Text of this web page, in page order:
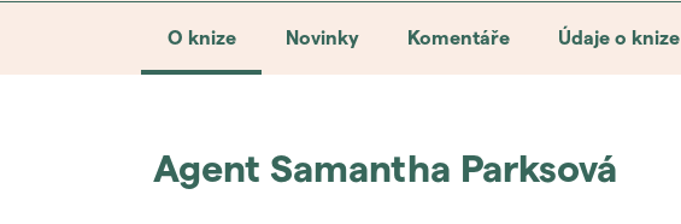
O knize Novinky Komentáře Údaje o knize
Agent Samantha Parksová